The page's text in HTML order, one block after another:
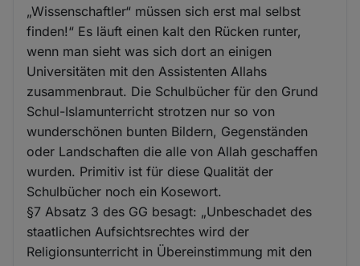
„Wissenschaftler“ müssen sich erst mal selbst
finden!“ Es läuft einen kalt den Rücken runter,
wenn man sieht was sich dort an einigen
Universitäten mit den Assistenten Allahs
zusammenbraut. Die Schulbücher für den Grund
Schul-Islamunterricht strotzen nur so von
wunderschönen bunten Bildern, Gegenständen
oder Landschaften die alle von Allah geschaffen
wurden. Primitiv ist für diese Qualität der
Schulbücher noch ein Kosewort.
§7 Absatz 3 des GG besagt: „Unbeschadet des
staatlichen Aufsichtsrechtes wird der
Religionsunterricht in Übereinstimmung mit den